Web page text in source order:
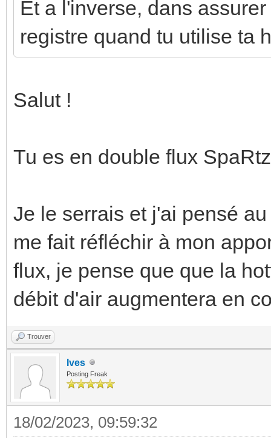
Et a l'inverse, dans
registre quand tu utilise ta
Salut !
Tu es en double flux
Je le serrais et j'ai pensé
me fait réfléchir à mon
flux, je pense que que la
débit d'air augmentera en
Trouver
Ives
Posting Freak
18/02/2023, 09:59:32